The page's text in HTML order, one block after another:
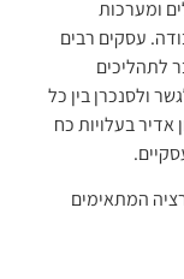
ומערכות
עסקים רבים
לתהליכים
ולסנכרן בין כל
בעלויות כח
המתאימים